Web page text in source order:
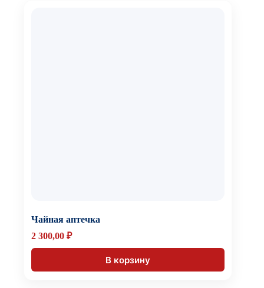
Чайная аптечка
2 300,00 ₽
В корзину